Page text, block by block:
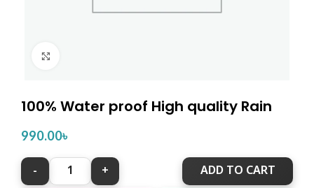
100% Water proof High quality Rain
990.00৳
ADD TO CART